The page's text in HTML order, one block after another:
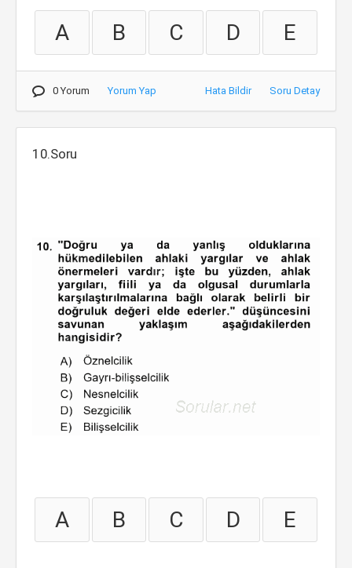
A B C D E
0 Yorum Yorum Yap Hata Bildir Soru Detay
10.Soru
A B C D E